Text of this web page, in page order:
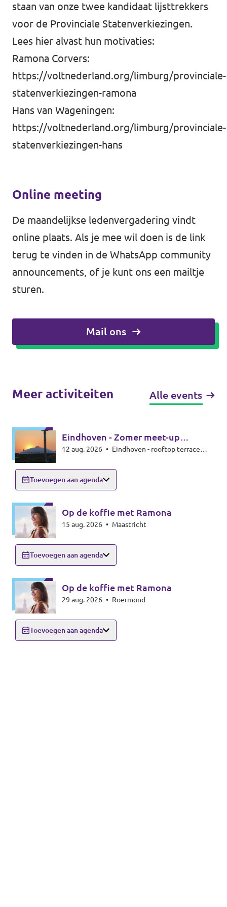
staan van onze twee kandidaat lijsttrekkers
voor de Provinciale Statenverkiezingen.
Lees hier alvast hun motivaties:
Ramona Corvers:
https://voltnederland.org/limburg/provinciale-
statenverkiezingen-ramona
Hans van Wageningen:
https://voltnederland.org/limburg/provinciale-
statenverkiezingen-hans
Online meeting
De maandelijkse ledenvergadering vindt
online plaats. Als je mee wil doen is de link
terug te vinden in de WhatsApp community
announcements, of je kunt ons een mailtje
sturen.
Mail ons
Meer activiteiten Alle events
Eindhoven - Zomer meet-up
zonsverduistering
12 aug. 2026 •
Toevoegen aan agenda
Op de koffie met Ramona
15 aug. 2026 • Maastricht
Toevoegen aan agenda
Op de koffie met Ramona
29 aug. 2026 • Roermond
Toevoegen aan agenda